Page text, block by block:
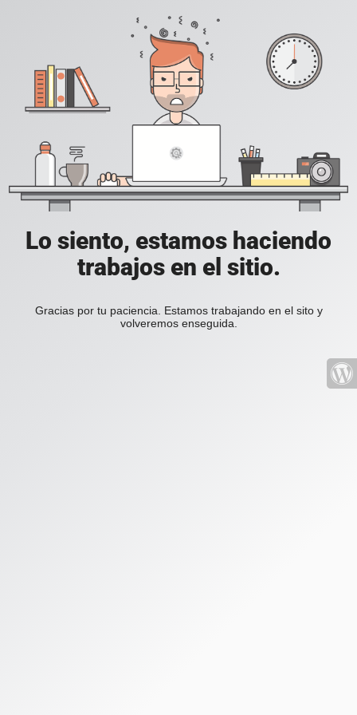
Lo siento, estamos haciendo
trabajos en el sitio.
Gracias por tu paciencia. Estamos trabajando en el sito y
volveremos enseguida.